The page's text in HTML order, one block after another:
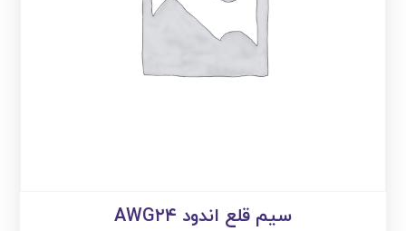
سیم قلع اندود AWG۲۴